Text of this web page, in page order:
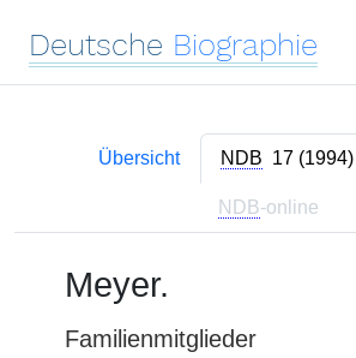
Deutsche Biographie
Übersicht NDB 17 (1994)
NDB-online
Meyer.
Familienmitglieder